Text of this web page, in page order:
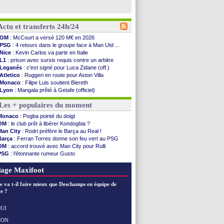
et transferts 24h/24
OM : McCourt a versé 120 M€ en 2026
PSG : 4 retours dans le groupe face à Man Utd ...
Nice : Kevin Carlos va partir en Italie
L1 : prison avec sursis requis contre un arbitre
Leganés : c'est signé pour Luca Zidane (off.)
Atletico : Ruggeri en route pour Aston Villa
Monaco : Filipe Luis soutient Biereth
Lyon : Mangala prêté à Getafe (officiel)
PSG: Nsoki va signer en Croatie
Arsenal: Naples vise Gabriel Jesus
Real: Mastantuono prêté à la Fiorentina (off.)
Man City : accord avec le Barça pour Rodri ?
Rennes: Haise a prolongé (officiel)
Palace: Tomiyasu a convaincu (officiel)
OM: B. Genesio - "ce n'est pas idéal"
TFC: Sion Oppong signe pour 4 ans (officiel)
PSG : Liverpool va proposer 115 M€ pour ...
PSG : Mbaye, deux pistes se détachent
Grenade: Luca Zidane va changer de club
Juve
Arsenal
+ populaires du moment
: Pogba pointé du doigt
: le club prêt à libérer Kondogbia ?
City : Rodri préfère le Barça au Real !
: Ferran Torres donne son feu vert au PSG
: accord trouvé avec Man City pour Rulli
: l'étonnante rumeur Gusto
: Owori battu à mort à Kampala
Maxifoot
va t-il faire mieux que Deschamps en équipe de
?